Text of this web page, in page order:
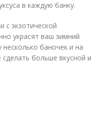
в каждую банку.
с экзотической
украсят ваш зимний
баночек и на
больше вкусной и